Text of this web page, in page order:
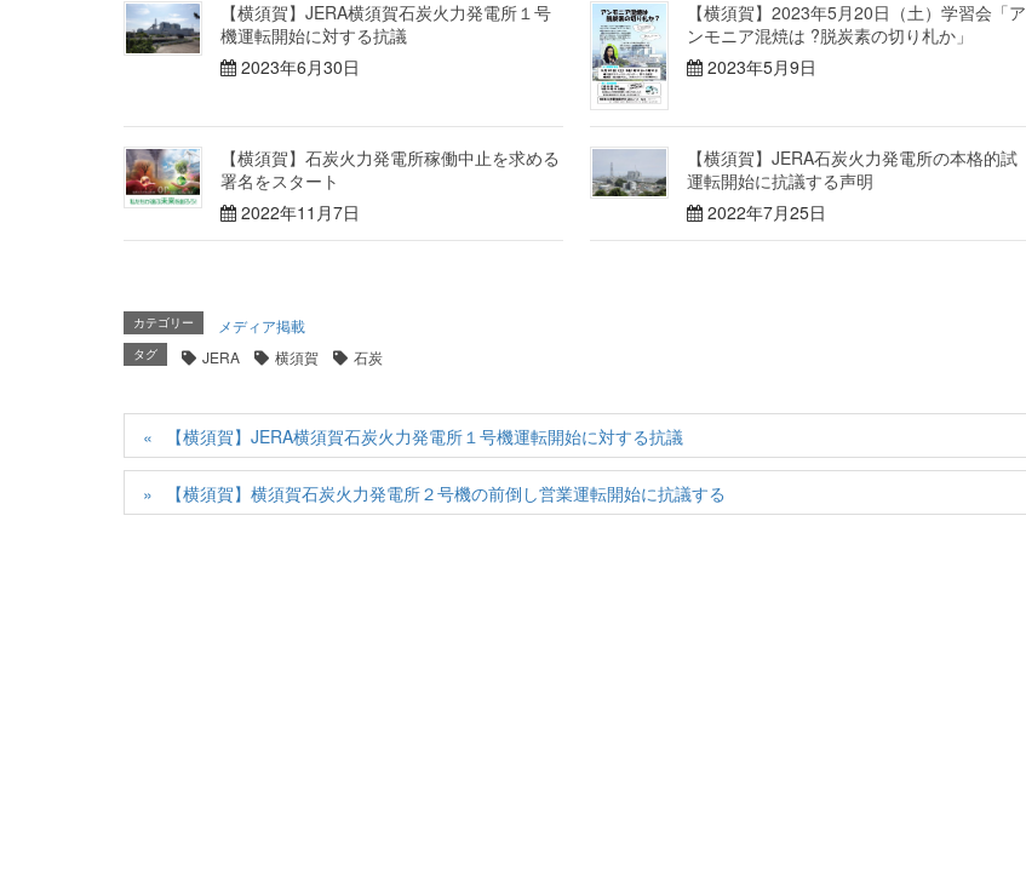
【横須賀】JERA横須賀石炭火力発電所１号
機運転開始に対する抗議
2023年6月30日
【横須賀】2023年5月20日（土）学習会「ア
ンモニア混焼は ?脱炭素の切り札か」
2023年5月9日
【横須賀】石炭火力発電所稼働中止を求める
署名をスタート
2022年11月7日
【横須賀】JERA石炭火力発電所の本格的試
運転開始に抗議する声明
2022年7月25日
カテゴリー メディア掲載
タグ JERA 横須賀 石炭
【横須賀】JERA横須賀石炭火力発電所１号機運転開始に対する抗議
【横須賀】横須賀石炭火力発電所２号機の前倒し営業運転開始に抗議する